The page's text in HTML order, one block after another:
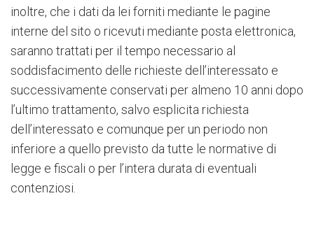
inoltre, che i dati da lei forniti mediante le pagine
interne del sito o ricevuti mediante posta elettronica,
saranno trattati per il tempo necessario al
soddisfacimento delle richieste dell’interessato e
successivamente conservati per almeno 10 anni dopo
l’ultimo trattamento, salvo esplicita richiesta
dell’interessato e comunque per un periodo non
inferiore a quello previsto da tutte le normative di
legge e fiscali o per l’intera durata di eventuali
contenziosi.